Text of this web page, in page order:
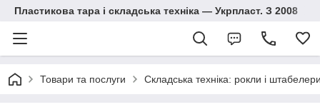
Пластикова тара і складська техніка — Укрпласт. З 2008
Товари та послуги Складська техніка: рокли і